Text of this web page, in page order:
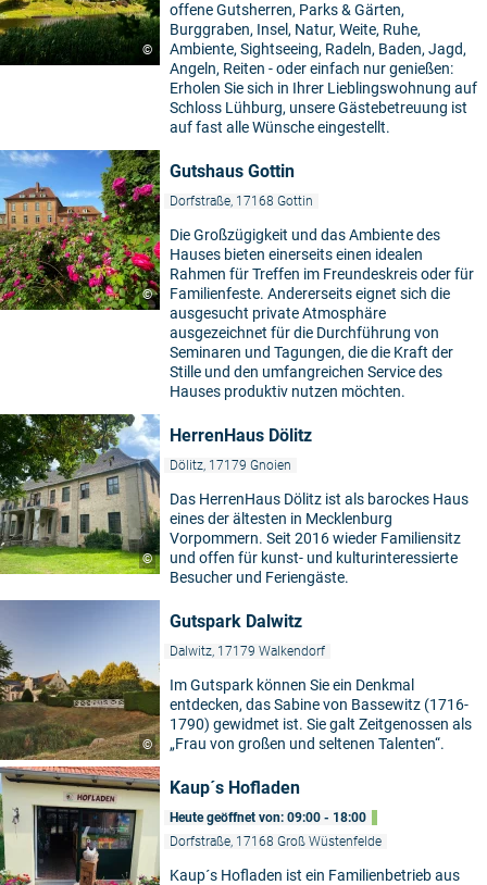
©
offene Gutsherren, Parks & Gärten,
Burggraben, Insel, Natur, Weite, Ruhe,
Ambiente, Sightseeing, Radeln, Baden, Jagd,
Angeln, Reiten - oder einfach nur genießen:
Erholen Sie sich in Ihrer Lieblingswohnung auf
Schloss Lühburg, unsere Gästebetreuung ist
auf fast alle Wünsche eingestellt.
©
Gutshaus Gottin
Dorfstraße, 17168 Gottin
Die Großzügigkeit und das Ambiente des
Hauses bieten einerseits einen idealen
Rahmen für Treffen im Freundeskreis oder für
Familienfeste. Andererseits eignet sich die
ausgesucht private Atmosphäre
ausgezeichnet für die Durchführung von
Seminaren und Tagungen, die die Kraft der
Stille und den umfangreichen Service des
Hauses produktiv nutzen möchten.
©
HerrenHaus Dölitz
Dölitz, 17179 Gnoien
Das HerrenHaus Dölitz ist als barockes Haus
eines der ältesten in Mecklenburg
Vorpommern. Seit 2016 wieder Familiensitz
und offen für kunst- und kulturinteressierte
Besucher und Feriengäste.
©
Gutspark Dalwitz
Dalwitz, 17179 Walkendorf
Im Gutspark können Sie ein Denkmal
entdecken, das Sabine von Bassewitz (1716-
1790) gewidmet ist. Sie galt Zeitgenossen als
„Frau von großen und seltenen Talenten“.
Kaup´s Hofladen
Heute geöffnet von: 09:00 - 18:00
Dorfstraße, 17168 Groß Wüstenfelde
Kaup´s Hofladen ist ein Familienbetrieb aus